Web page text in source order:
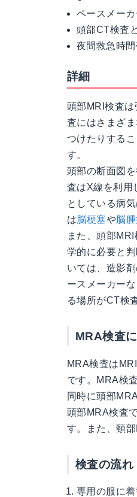
ペースメー
頭部CT検査
夜間救急時
詳細
頭部MRI検査
査にはさまざ
つけたりする
す。
頭部の断面図
査はX線を利用
としている病
は 脳梗塞や脳
また、頭部
学的に必要と
いては、造影
ースメーカー
る場所がCT検
MRA検査
MRA検査は
です。MRA検
同時に頭部
頭部MRA検査
す。また、頸
検査の流れ
専用の服に着